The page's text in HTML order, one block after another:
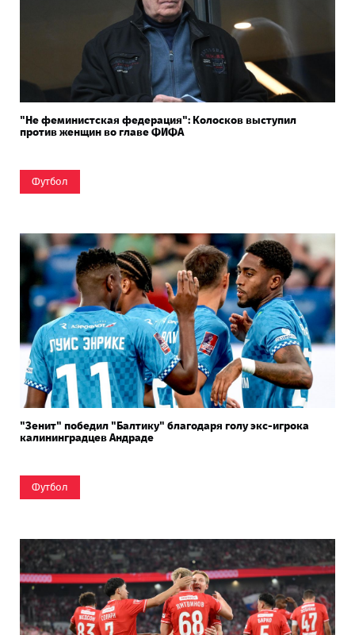
"Не феминистская федерация": Колосков выступил
против женщин во главе ФИФА
Футбол
"Зенит" победил "Балтику" благодаря голу экс-игрока
калининградцев Андраде
Футбол